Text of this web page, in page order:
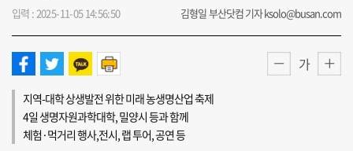
입력 : 2025-11-05 14:56:50 김형일 부산닷컴 기자 ksolo@busan.com
가
지역-대학 상생발전 위한 미래 농생명산업 축제
4일 생명자원과학대학, 밀양시 등과 함께
체험·먹거리 행사,전시, 랩 투어, 공연 등